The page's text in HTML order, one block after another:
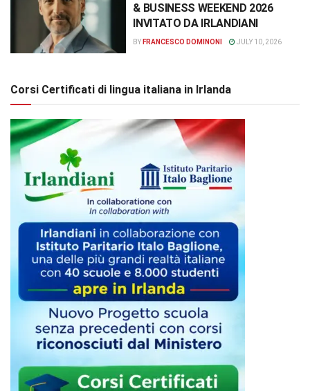
& BUSINESS WEEKEND 2026
INVITATO DA IRLANDIANI
BY FRANCESCO DOMINONI JULY 10, 2026
Corsi Certificati di lingua italiana in Irlanda